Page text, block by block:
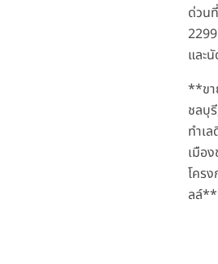
ด่วน
และ
**ขา
ชลบุ
ทำเ
เมือ
โคร
ลล์**